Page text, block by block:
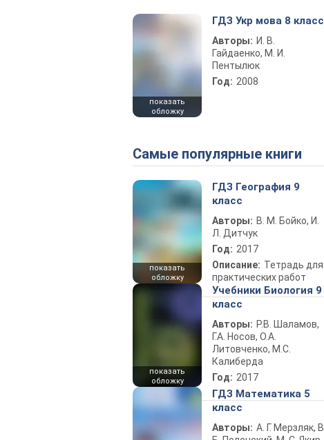
показать
обложку
ГДЗ Укр мова 8 класс
Авторы: И. В.
Гайдаенко, М. И.
Пентылюк
Год: 2008
Самые популярные книги
показать
обложку
ГДЗ География 9
класс
Авторы: В. М. Бойко, И.
Л. Дитчук
Год: 2017
Описание: Тетрадь для
практических работ
показать
обложку
Учебники Биология 9
класс
Авторы: Р.В. Шаламов,
Г.А. Носов, О.А.
Литовченко, М.С.
Калиберда
Год: 2017
ГДЗ Математика 5
класс
Авторы: А. Г. Мерзляк, В.